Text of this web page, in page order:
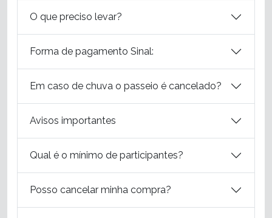
O que preciso levar?
Forma de pagamento Sinal:
Em caso de chuva o passeio é cancelado?
Avisos importantes
Qual é o mínimo de participantes?
Posso cancelar minha compra?